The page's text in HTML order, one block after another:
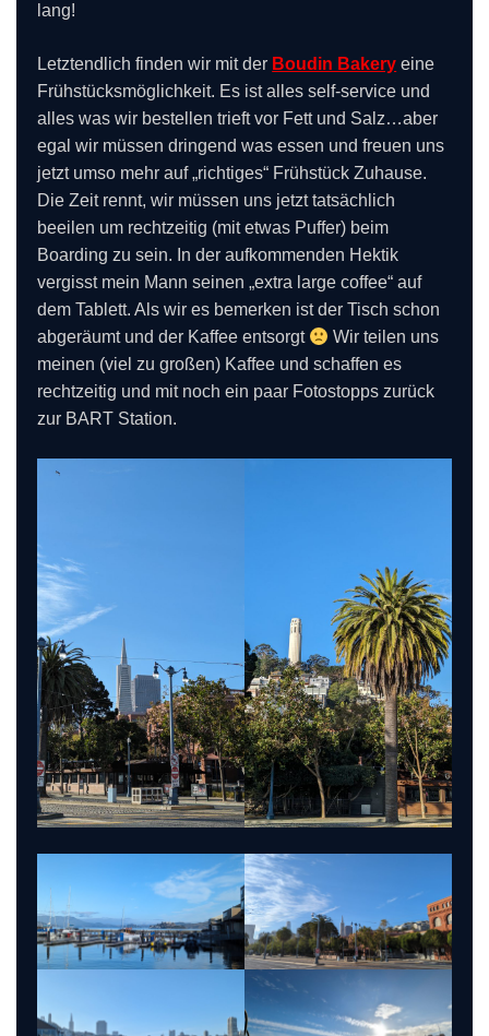
lang!
Letztendlich finden wir mit der Boudin Bakery eine
Frühstücksmöglichkeit. Es ist alles self-service und
alles was wir bestellen trieft vor Fett und Salz…aber
egal wir müssen dringend was essen und freuen uns
jetzt umso mehr auf „richtiges“ Frühstück Zuhause.
Die Zeit rennt, wir müssen uns jetzt tatsächlich
beeilen um rechtzeitig (mit etwas Puffer) beim
Boarding zu sein. In der aufkommenden Hektik
vergisst mein Mann seinen „extra large coffee“ auf
dem Tablett. Als wir es bemerken ist der Tisch schon
abgeräumt und der Kaffee entsorgt
Wir teilen uns
meinen (viel zu großen) Kaffee und schaffen es
rechtzeitig und mit noch ein paar Fotostopps zurück
zur BART Station.